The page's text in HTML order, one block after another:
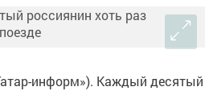
информ»). Каждый десятый